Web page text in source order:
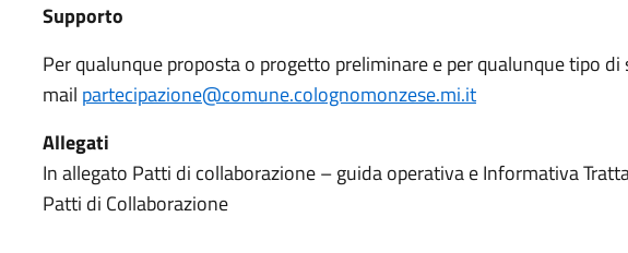
Supporto
Per qualunque proposta o progetto preliminare e per qualunque tipo
mail partecipazione@comune.colognomonzese.mi.it
Allegati
In allegato Patti di collaborazione – guida operativa e Informativa
Patti di Collaborazione